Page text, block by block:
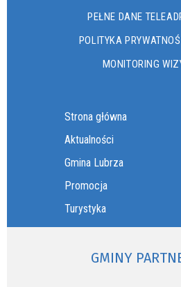
PEŁNE DANE
POLITYKA
MONITORING
Strona główna
Aktualności
Gmina Lubrza
Promocja
Turystyka
GMINY